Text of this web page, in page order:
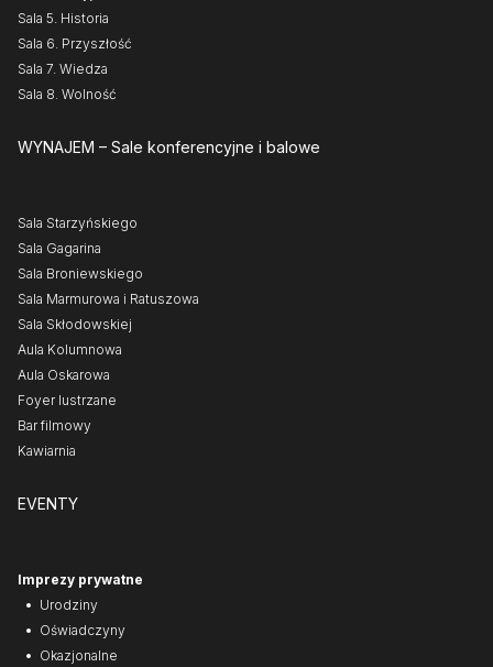
Sala 5. Historia
Sala 6. Przyszłość
Sala 7. Wiedza
Sala 8. Wolność
WYNAJEM – Sale konferencyjne i balowe
Sala Starzyńskiego
Sala Gagarina
Sala Broniewskiego
Sala Marmurowa i Ratuszowa
Sala Skłodowskiej
Aula Kolumnowa
Aula Oskarowa
Foyer lustrzane
Bar filmowy
Kawiarnia
EVENTY
Imprezy prywatne
Urodziny
Oświadczyny
Okazjonalne